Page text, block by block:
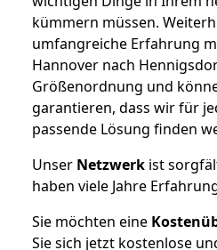
kümmern müssen.
umfangreiche Erfahrung
Hannover nach
Größenordnung und
garantieren, dass wir für
passende Lösung finden
Unser Netzwerk ist
haben viele Jahre
Sie möchten eine
Sie sich jetzt kostenlose